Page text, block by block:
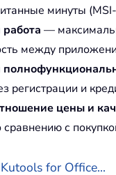
минуты
—
между
регистрации и
цены и
с
for Office...